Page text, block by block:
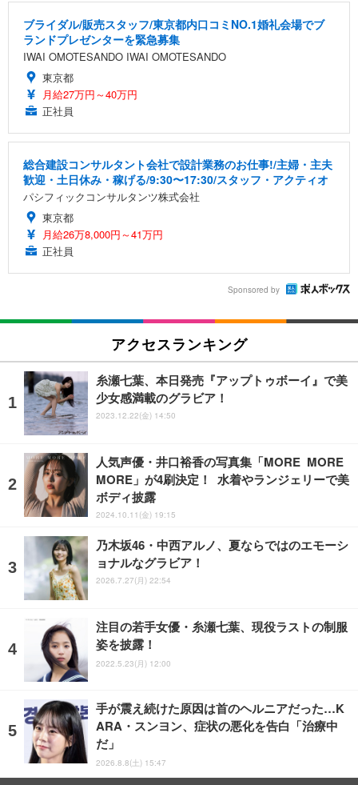
ブライダル/販売スタッフ/東京都内口コミNO.1婚礼会場でブ
ランドプレゼンターを緊急募集
IWAI OMOTESANDO IWAI OMOTESANDO
東京都
月給27万円～40万円
正社員
総合建設コンサルタント会社で設計業務のお仕事!/主婦・主夫
歓迎・土日休み・稼げる/9:30〜17:30/スタッフ・アクティオ
パシフィックコンサルタンツ株式会社
東京都
月給26万8,000円～41万円
正社員
Sponsored by
アクセスランキング
糸瀬七葉、本日発売『アップトゥボーイ』で美
少女感満載のグラビア！
2023.12.22(金) 14:50
人気声優・井口裕香の写真集「MORE MORE
MORE」が4刷決定！ 水着やランジェリーで美
ボディ披露
2024.10.11(金) 19:15
乃木坂46・中西アルノ、夏ならではのエモーシ
ョナルなグラビア！
2026.7.27(月) 22:54
注目の若手女優・糸瀬七葉、現役ラストの制服
姿を披露！
2022.5.23(月) 12:00
手が震え続けた原因は首のヘルニアだった…K
ARA・スンヨン、症状の悪化を告白「治療中
だ」
2026.8.8(土) 15:47